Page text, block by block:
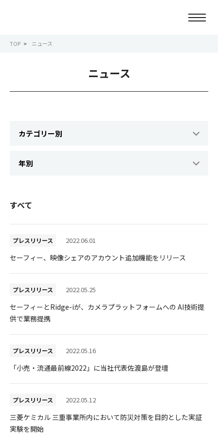
会社情報
サステナビリティ
採用情報
TOP ニュース
ニュース
すべて
プレスリリース 2022.06.01
セーフィー、映像シェアのアカウント追加機能をリリース
プレスリリース 2022.05.25
セーフィーとRidge-iが、カメラプラットフォームへの AI技術提
供で業務提携
プレスリリース 2022.05.16
「小売・流通最前線2022」に当社代表佐渡島が登壇
プレスリリース 2022.05.12
三菱ケミカル 三重事業所内において防災対策を目的とした実証
実験を開始